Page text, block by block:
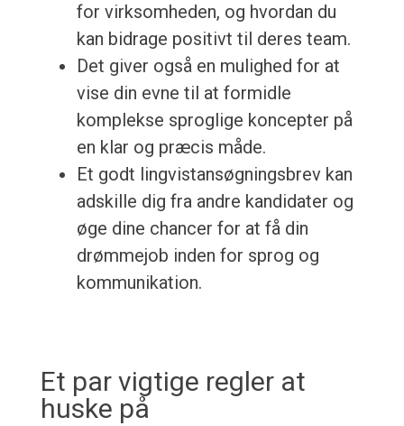
for virksomheden, og hvordan du
kan bidrage positivt til deres team.
Det giver også en mulighed for at
vise din evne til at formidle
komplekse sproglige koncepter på
en klar og præcis måde.
Et godt lingvistansøgningsbrev kan
adskille dig fra andre kandidater og
øge dine chancer for at få din
drømmejob inden for sprog og
kommunikation.
Et par vigtige regler at
huske på